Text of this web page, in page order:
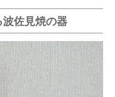
波佐見焼の器